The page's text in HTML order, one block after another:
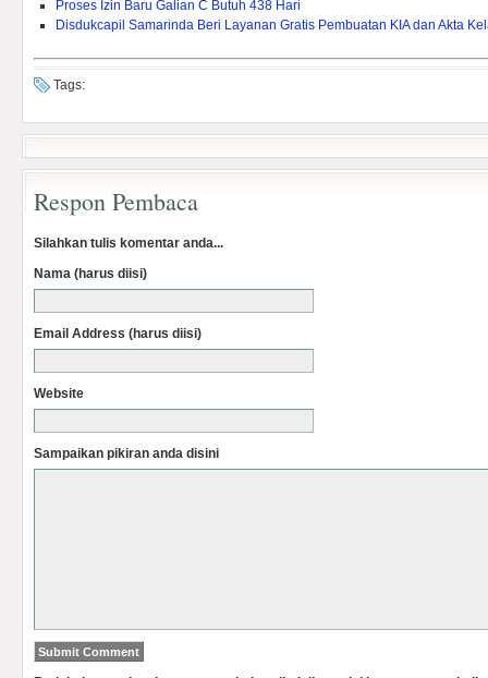
Proses Izin Baru Galian C Butuh 438 Hari
Disdukcapil Samarinda Beri Layanan Gratis Pembuatan KIA dan Akta
Tags:
Respon Pembaca
Silahkan tulis komentar anda...
Nama (harus diisi)
Email Address (harus diisi)
Website
Sampaikan pikiran anda disini